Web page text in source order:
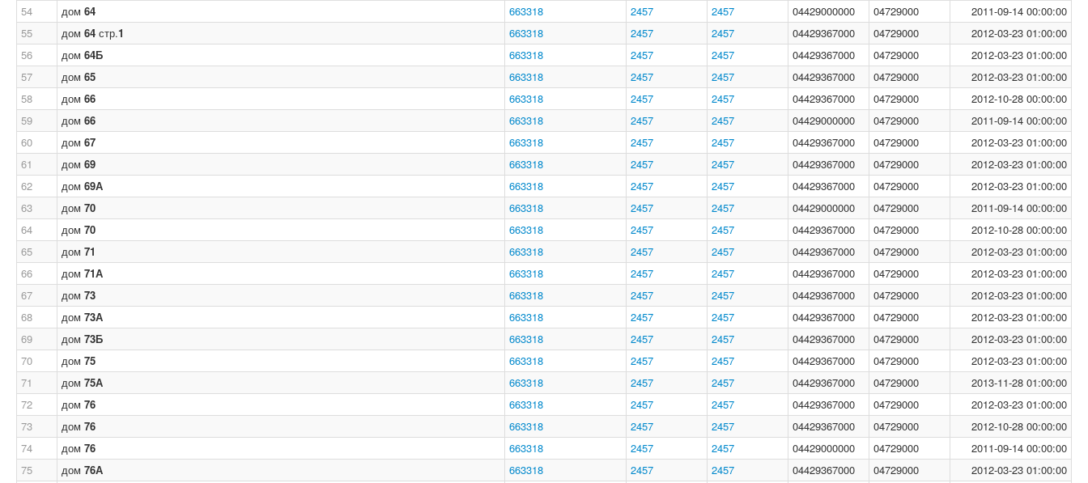
54
дом 64 663318 2457 2457 04429000000 04729000
2011-09-14 00:00:00
55
дом 64 стр.1 663318 2457 2457 04429367000 04729000
2012-03-23 01:00:00
56
дом 64Б 663318 2457 2457 04429367000 04729000
2012-03-23 01:00:00
57
дом 65 663318 2457 2457 04429367000 04729000
2012-03-23 01:00:00
58
дом 66 663318 2457 2457 04429367000 04729000
2012-10-28 00:00:00
59
дом 66 663318 2457 2457 04429000000 04729000
2011-09-14 00:00:00
60
дом 67 663318 2457 2457 04429367000 04729000
2012-03-23 01:00:00
61
дом 69 663318 2457 2457 04429367000 04729000
2012-03-23 01:00:00
62
дом 69А 663318 2457 2457 04429367000 04729000
2012-03-23 01:00:00
63
дом 70 663318 2457 2457 04429000000 04729000
2011-09-14 00:00:00
64
дом 70 663318 2457 2457 04429367000 04729000
2012-10-28 00:00:00
65
дом 71 663318 2457 2457 04429367000 04729000
2012-03-23 01:00:00
66
дом 71А 663318 2457 2457 04429367000 04729000
2012-03-23 01:00:00
67
дом 73 663318 2457 2457 04429367000 04729000
2012-03-23 01:00:00
68
дом 73А 663318 2457 2457 04429367000 04729000
2012-03-23 01:00:00
69
дом 73Б 663318 2457 2457 04429367000 04729000
2012-03-23 01:00:00
70
дом 75 663318 2457 2457 04429367000 04729000
2012-03-23 01:00:00
71
дом 75А 663318 2457 2457 04429367000 04729000
2013-11-28 01:00:00
72
дом 76 663318 2457 2457 04429367000 04729000
2012-03-23 01:00:00
73
дом 76 663318 2457 2457 04429367000 04729000
2012-10-28 00:00:00
74
дом 76 663318 2457 2457 04429000000 04729000
2011-09-14 00:00:00
75
дом 76А 663318 2457 2457 04429367000 04729000
2012-03-23 01:00:00